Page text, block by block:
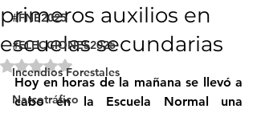
#FNE2025
#ELECCIONES2025
Incendios Forestales
Narcotráfico
primeros auxilios en
escuelas secundarias
Obtuvo NaN de 5 estrellas.
Hoy en horas de la mañana se llevó a
cabo en la Escuela Normal una